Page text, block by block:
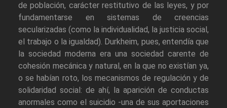
de población, carácter restitutivo de las leyes, y por
fundamentarse en sistemas de creencias
secularizadas (como la individualidad, la justicia social,
el trabajo o la igualdad). Durkheim, pues, entendía que
la sociedad moderna era una sociedad carente de
cohesión mecánica y natural, en la que no existían ya,
o se habían roto, los mecanismos de regulación y de
solidaridad social: de ahí, la aparición de conductas
anormales como el suicidio -una de sus aportaciones